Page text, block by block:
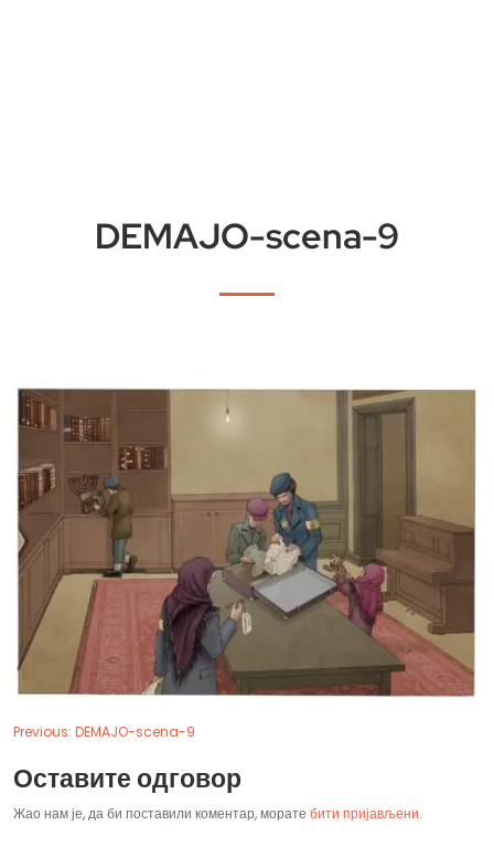
DEMAJO-scena-9
Previous: DEMAJO-scena-9
Оставите одговор
Жао нам је, да би поставили коментар, морате бити пријављени.